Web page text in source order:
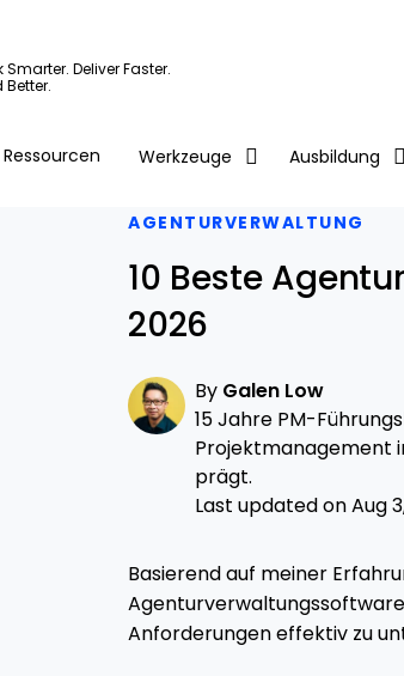
Smarter. Deliver Faster.
Better.
Ressourcen Werkzeuge Ausbildung
AGENTURVERWALTUNG
10 Beste
2026
By Galen Low
15 Jahre PM-
Projektmanagement
prägt.
Last updated on Aug
Basierend auf meiner
Anforderungen effektiv zu